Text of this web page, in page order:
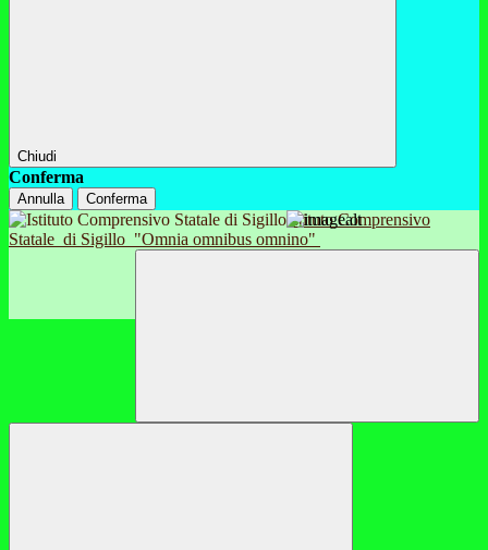
Chiudi
Conferma
Annulla Conferma
Istituto Comprensivo
Statale di Sigillo "Omnia omnibus omnino"